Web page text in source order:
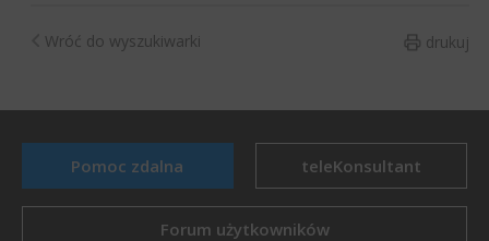
drukuj
Wróć do wyszukiwarki
Pomoc zdalna teleKonsultant
Forum użytkowników